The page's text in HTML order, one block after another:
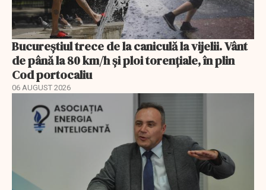
Bucureștiul trece de la caniculă la vijelii. Vânt
de până la 80 km/h și ploi torențiale, în plin
Cod portocaliu
06 AUGUST 2026